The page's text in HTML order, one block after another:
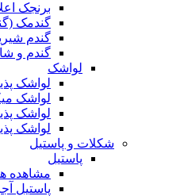
برنجک
گندمک
گندم
گندم و
لواشک
لواشک
لواشک
لواشک
لواشک
شکلات و پاستیل
پاستیل
مشاهده
پاستیل